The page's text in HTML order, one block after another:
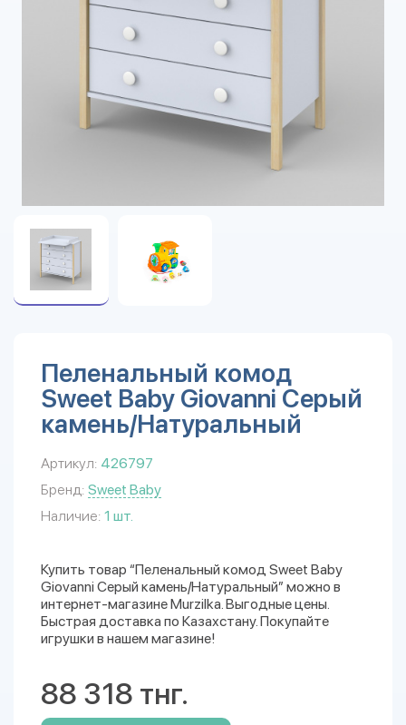
Пеленальный комод
Sweet Baby Giovanni Серый
камень/Натуральный
Артикул: 426797
Бренд: Sweet Baby
Наличие: 1 шт.
Купить товар “Пеленальный комод Sweet Baby
Giovanni Серый камень/Натуральный” можно в
интернет-магазине Murzilka. Выгодные цены.
Быстрая доставка по Казахстану. Покупайте
игрушки в нашем магазине!
88 318 тнг.